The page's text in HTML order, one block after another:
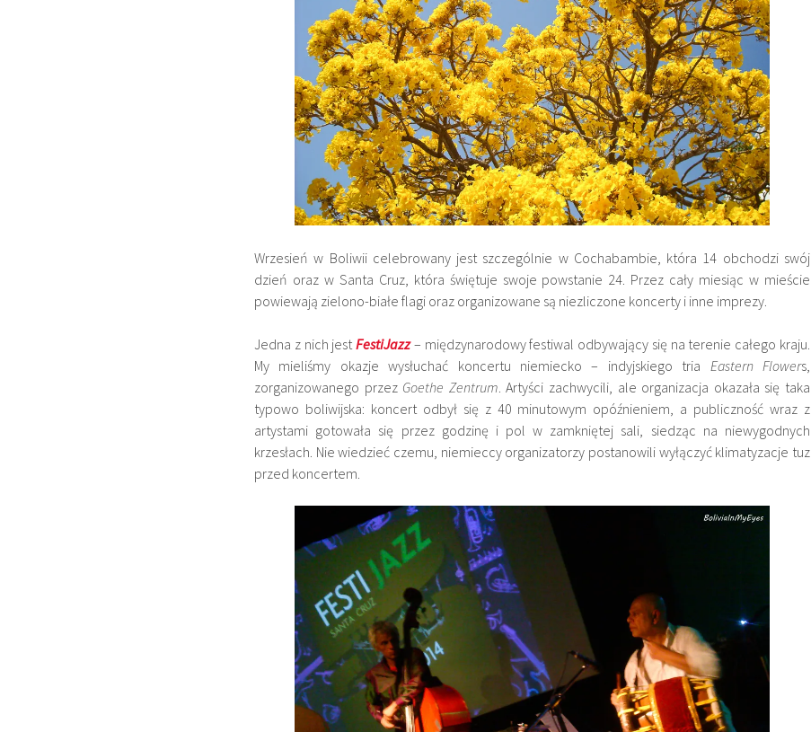
Wrzesień w Boliwii celebrowany jest szczególnie w Cochabambie, która 14 obchodzi swój
dzień oraz w Santa Cruz, która świętuje swoje powstanie 24. Przez cały miesiąc w mieście
powiewają zielono-białe flagi oraz organizowane są niezliczone koncerty i inne imprezy.
Jedna z nich jestFestiJazz– międzynarodowy festiwal odbywający się na terenie całego kraju.
My mieliśmy okazje wysłuchać koncertu niemiecko – indyjskiego tria Eastern Flowers,
zorganizowanego przez Goethe Zentrum . Artyści zachwycili, ale organizacja okazała się taka
typowo boliwijska: koncert odbył się z 40 minutowym opóźnieniem, a publiczność wraz z
artystami gotowała się przez godzinę i pol w zamkniętej sali, siedząc na niewygodnych
krzesłach. Nie wiedzieć czemu, niemieccy organizatorzy postanowili wyłączyć klimatyzacje tuz
przed koncertem.